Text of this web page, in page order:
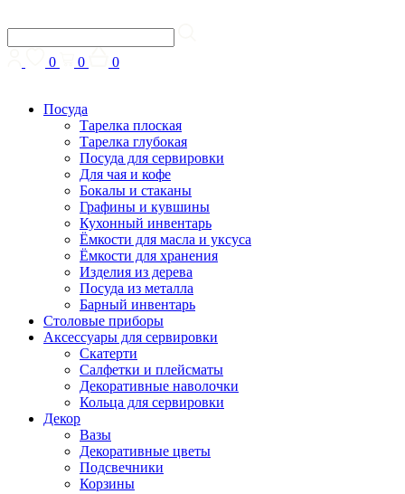
0 0 0
Посуда
Тарелка плоская
Тарелка глубокая
Посуда для сервировки
Для чая и кофе
Бокалы и стаканы
Графины и кувшины
Кухонный инвентарь
Ёмкости для масла и уксуса
Ёмкости для хранения
Изделия из дерева
Посуда из металла
Барный инвентарь
Столовые приборы
Аксессуары для сервировки
Скатерти
Cалфетки и плейсматы
Декоративные наволочки
Кольца для сервировки
Декор
Вазы
Декоративные цветы
Подсвечники
Корзины